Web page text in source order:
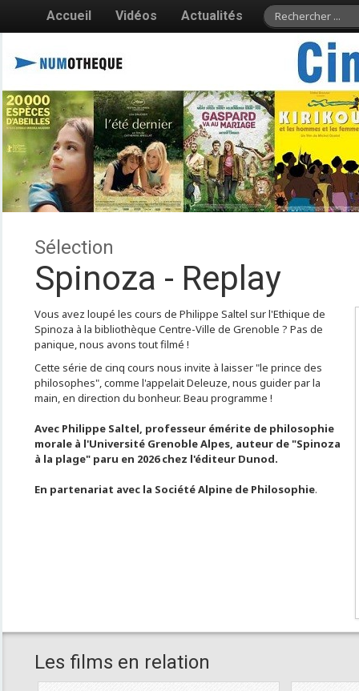
Accueil Vidéos Actualités
Sélection
Spinoza - Replay
Vous avez loupé les cours de Philippe Saltel sur l'Ethique de
Spinoza à la bibliothèque Centre-Ville de Grenoble ? Pas de
panique, nous avons tout filmé !
Cette série de cinq cours nous invite à laisser "le prince des
philosophes", comme l'appelait Deleuze, nous guider par la
main, en direction du bonheur. Beau programme !
Avec Philippe Saltel, professeur émérite de philosophie
morale à l'Université Grenoble Alpes, auteur de "Spinoza
à la plage" paru en 2026 chez l'éditeur Dunod.
En partenariat avec la Société Alpine de Philosophie.
Les films en relation